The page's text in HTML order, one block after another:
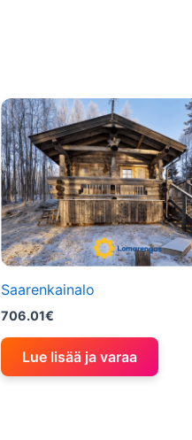
Saarenkainalo
706.01€
Lue lisää ja varaa